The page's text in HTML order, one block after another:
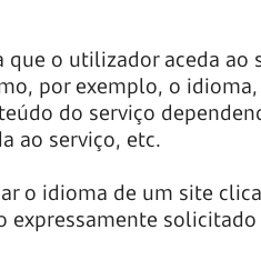
o utilizador aceda ao
por exemplo, o
do serviço
ao serviço, etc.
o idioma de um site
expressamente